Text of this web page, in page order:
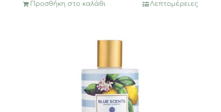
Προσθήκη στο καλάθι Λεπτομέρειες